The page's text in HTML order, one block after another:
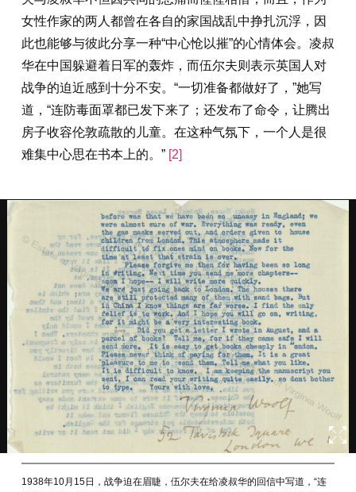
女性作家的两人都曾在各自的家国战乱中挣扎沉浮，因
此也能够与彼此分享一种“中心怆以摧”的心情体会。凌叔
华在中国躲避着日军的轰炸，而伍尔夫则表示英国人对
战争的迫近感到十分不安。“一切准备都做好了，”她写
道，“连防毒面罩都已发下来了；还发布了命令，让腾出
房子收容伦敦疏散的儿童。在这种气氛下，一个人是很
难集中心思在书本上的。” [2]
1938年10月15日，战争迫在眉睫，伍尔夫在给凌叔华的回信中写道，“连